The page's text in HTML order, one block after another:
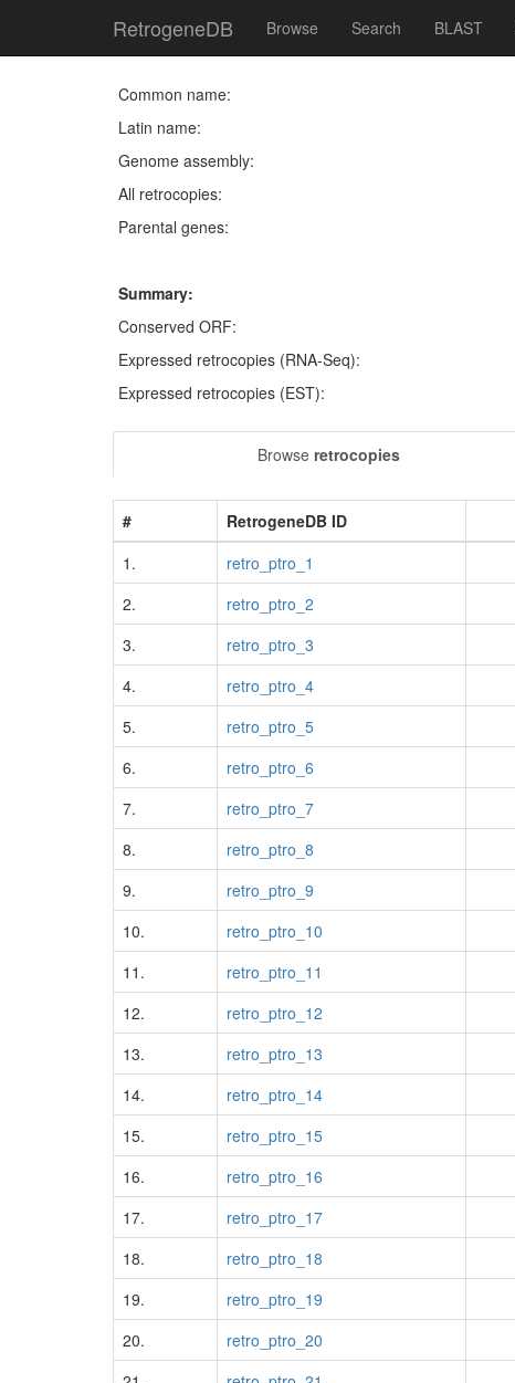
RetrogeneDB Browse Search BLAST
Common name:
Latin name:
Genome assembly:
All retrocopies:
Parental genes:
Summary:
Conserved ORF:
Expressed retrocopies (RNA-Seq):
Expressed retrocopies (EST):
Browse retrocopies
# RetrogeneDB ID
1.
retro_ptro_1
2. retro_ptro_2
3. retro_ptro_3
4. retro_ptro_4
5. retro_ptro_5
6. retro_ptro_6
7. retro_ptro_7
8. retro_ptro_8
9. retro_ptro_9
10. retro_ptro_10
11. retro_ptro_11
12. retro_ptro_12
13. retro_ptro_13
14. retro_ptro_14
15. retro_ptro_15
16. retro_ptro_16
17. retro_ptro_17
18. retro_ptro_18
19. retro_ptro_19
20. retro_ptro_20